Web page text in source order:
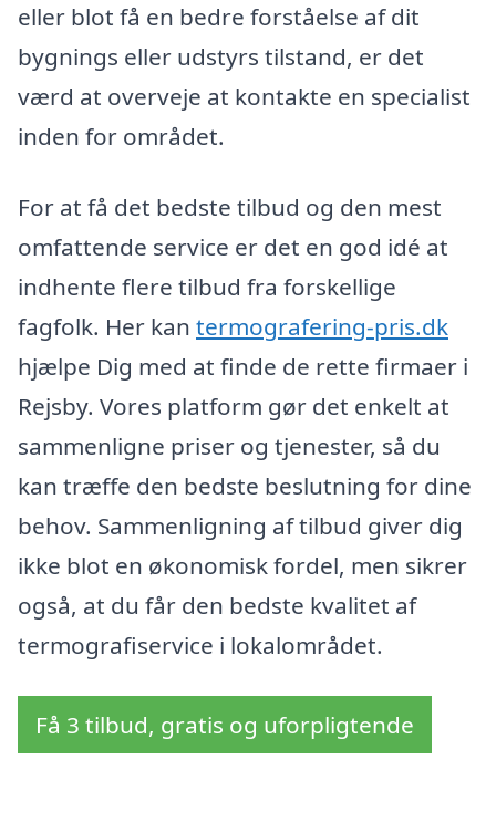
eller blot få en bedre forståelse af dit
bygnings eller udstyrs tilstand, er det
værd at overveje at kontakte en specialist
inden for området.
For at få det bedste tilbud og den mest
omfattende service er det en god idé at
indhente flere tilbud fra forskellige
fagfolk. Her kan termografering-pris.dk
hjælpe Dig med at finde de rette firmaer i
Rejsby. Vores platform gør det enkelt at
sammenligne priser og tjenester, så du
kan træffe den bedste beslutning for dine
behov. Sammenligning af tilbud giver dig
ikke blot en økonomisk fordel, men sikrer
også, at du får den bedste kvalitet af
termografiservice i lokalområdet.
Få 3 tilbud, gratis og uforpligtende